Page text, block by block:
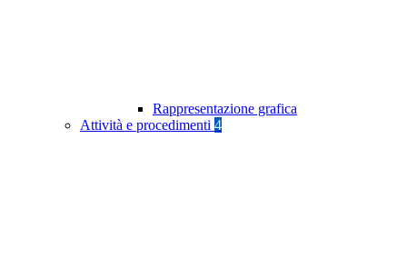
Rappresentazione grafica
Attività e procedimenti 4